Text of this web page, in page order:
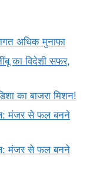
अधिक मुनाफा
का विदेशी सफर,
का बाजरा मिशन!
मंजर से फल बनने
मंजर से फल बनने